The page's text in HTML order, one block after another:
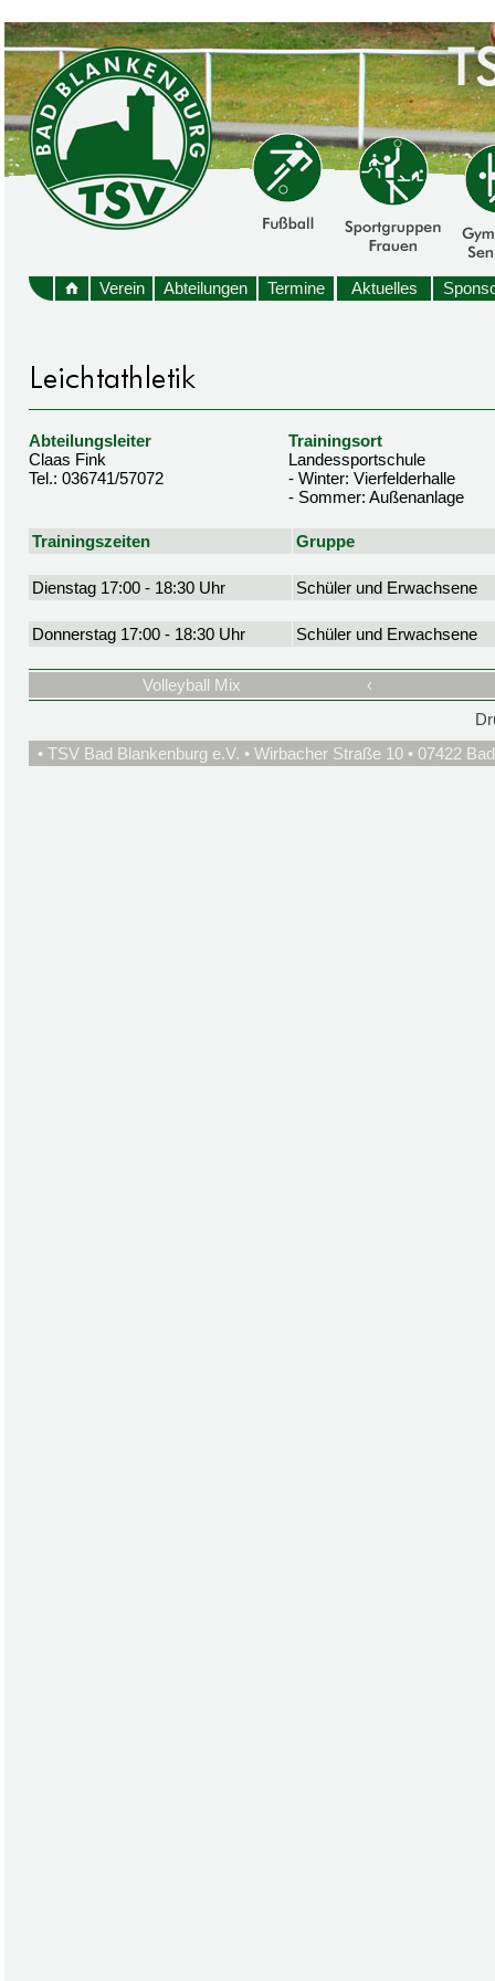
Verein Abteilungen Termine Aktuelles
Abteilungsleiter
Claas Fink
Tel.: 036741/57072
Trainingsort
Landessportschule
- Winter: Vierfelderhalle
- Sommer: Außenanlage
Trainingszeiten Gruppe
Dienstag 17:00 - 18:30 Uhr Schüler und Erwachsene
Donnerstag 17:00 - 18:30 Uhr Schüler und Erwachsene
Volleyball Mix
‹
• TSV Bad Blankenburg e.V. • Wirbacher Straße 10 • 07422